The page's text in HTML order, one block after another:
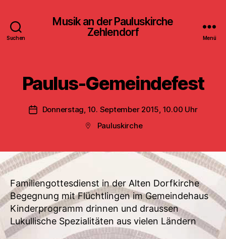
Suchen
Musik an der Pauluskirche
Zehlendorf
Menü
Paulus-Gemeindefest
Veröffentlichungsdatum
Donnerstag, 10. September 2015, 10.00 Uhr
Beitragsort
Pauluskirche
Familiengottesdienst in der Alten Dorfkirche
Begegnung mit Flüchtlingen im Gemeindehaus
Kinderprogramm drinnen und draussen
Lukullische Spezialitäten aus vielen Ländern